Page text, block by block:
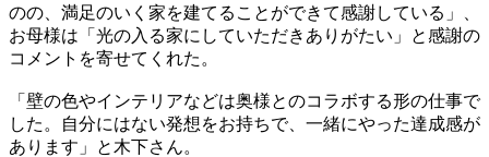
のの、満足のいく家を建てることができて感謝している」、
お母様は「光の入る家にしていただきありがたい」と感謝の
コメントを寄せてくれた。
「壁の色やインテリアなどは奥様とのコラボする形の仕事で
した。自分にはない発想をお持ちで、一緒にやった達成感が
あります」と木下さん。